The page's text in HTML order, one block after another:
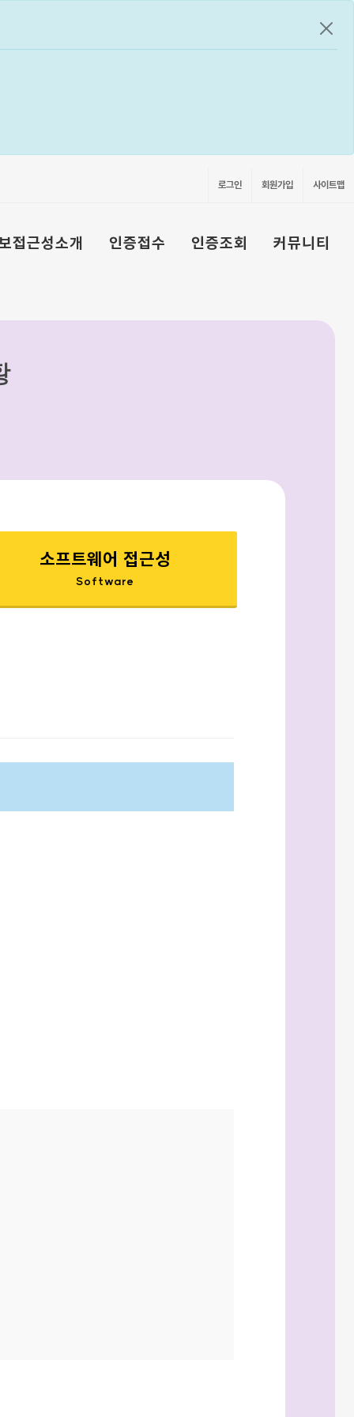
공지
로그인 회원가입 사이트맵
접근성소개 인증접수 인증조회 커뮤니티
소프트웨어 접근성
Software